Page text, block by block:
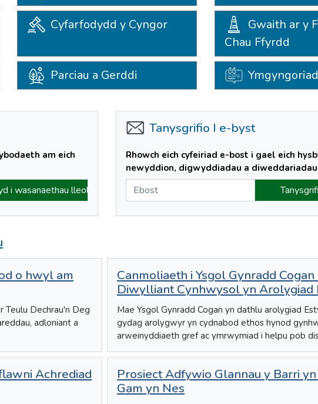
Cyfarfodydd y Cyngor
Gwaith ar y
Chau Ffyrdd
Parciau a Gerddi
am eich
Tanysgrifio I e-byst
Rhowch eich cyfeiriad e-bost i gael eich
newyddion, digwyddiadau a
o hwyl am
Dechrau'n Deg
adloniant a
Canmoliaeth i Ysgol Gynradd Cogan
Diwylliant Cynhwysol yn Arolygiad
Mae Ysgol Gynradd Cogan yn dathlu arolygiad
gydag arolygwyr yn cydnabod ethos hynod
arweinyddiaeth gref ac ymrwymiad i helpu pob
Achrediad
Prosiect Adfywio Glannau y Barri
Gam yn Nes